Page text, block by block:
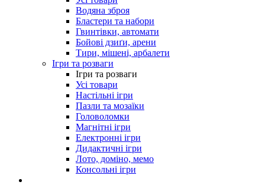
Водяна зброя
Бластери та набори
Гвинтівки, автомати
Бойові дзиґи, арени
Тири, мішені, арбалети
Ігри та розваги
Ігри та розваги
Усі товари
Настільні ігри
Пазли та мозаїки
Головоломки
Магнітні ігри
Електронні ігри
Дидактичні ігри
Лото, доміно, мемо
Консольні ігри